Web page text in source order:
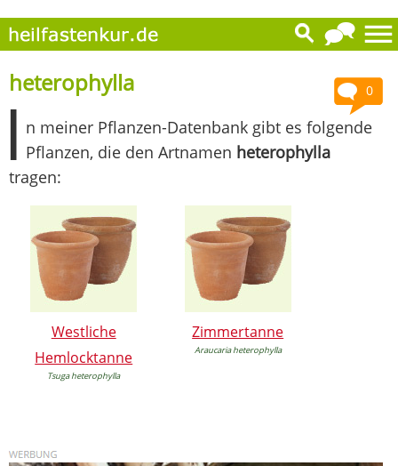
0
heterophylla
I n meiner Pflanzen-Datenbank gibt es folgende
Pflanzen, die den Artnamen heterophylla
tragen:
Westliche
Hemlocktanne
Tsuga heterophylla
Zimmertanne
Araucaria heterophylla